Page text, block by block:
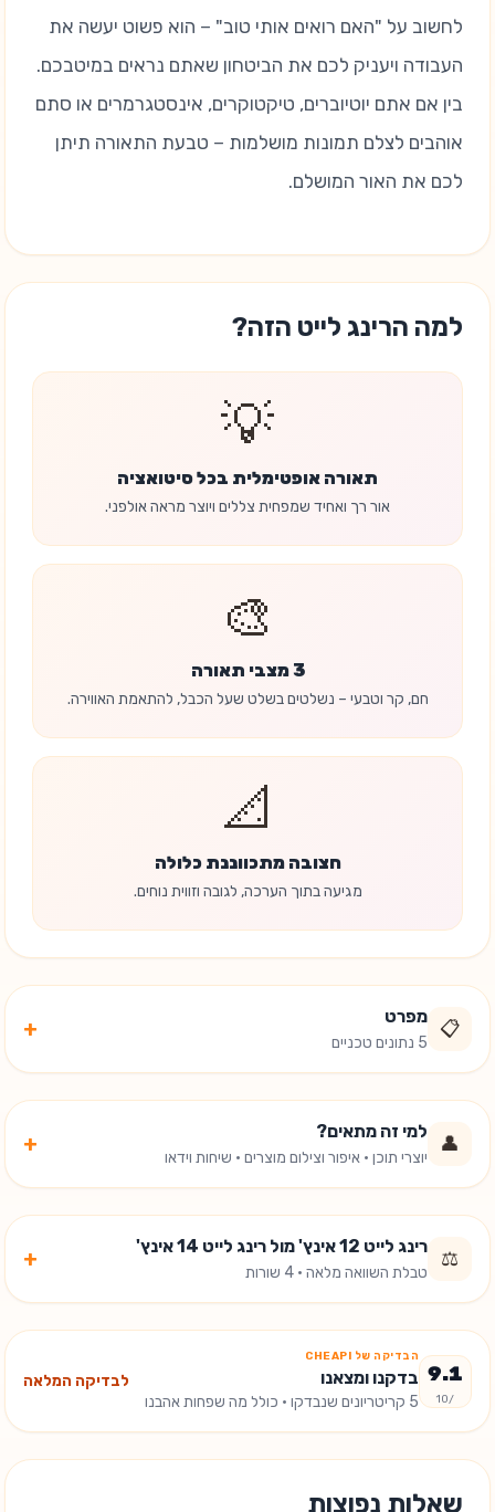
לחשוב על "האם רואים אותי טוב" – הוא פשוט יעשה את
העבודה ויעניק לכם את הביטחון שאתם נראים במיטבכם.
בין אם אתם יוטיוברים, טיקטוקרים, אינסטגרמרים או סתם
אוהבים לצלם תמונות מושלמות – טבעת התאורה תיתן
לכם את האור המושלם.
למה הרינג לייט הזה?
💡
תאורה אופטימלית בכל סיטואציה
אור רך ואחיד שמפחית צללים ויוצר מראה אולפני.
🎨
3 מצבי תאורה
חם, קר וטבעי – נשלטים בשלט שעל הכבל, להתאמת האווירה.
📐
חצובה מתכווננת כלולה
מגיעה בתוך הערכה, לגובה וזווית נוחים.
📋
מפרט
5 נתונים טכניים
+
👤
למי זה מתאים?
יוצרי תוכן · איפור וצילום מוצרים · שיחות וידאו
+
⚖️
רינג לייט 12 אינץ' מול רינג לייט 14 אינץ'
טבלת השוואה מלאה · 4 שורות
+
9.1
/10
הבדיקה של CHEAPI
בדקנו ומצאנו
5 קריטריונים שנבדקו · כולל מה שפחות אהבנו
לבדיקה המלאה
שאלות נפוצות